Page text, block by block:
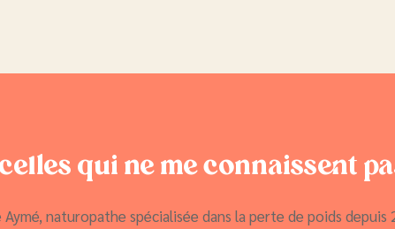
qui ne me connaissent
Aymé, naturopathe spécialisée dans la perte de poids depuis